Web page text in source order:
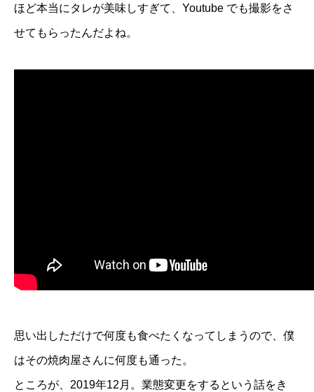
ほど本当にタレが美味しすぎて、Youtube でも撮影をさ
せてもらったんだよね。
思い出しただけで何度も食べたくなってしまうので、僕
はその焼肉屋さんに何度も通った。
ところが、2019年12月。業態変更をするという話をき